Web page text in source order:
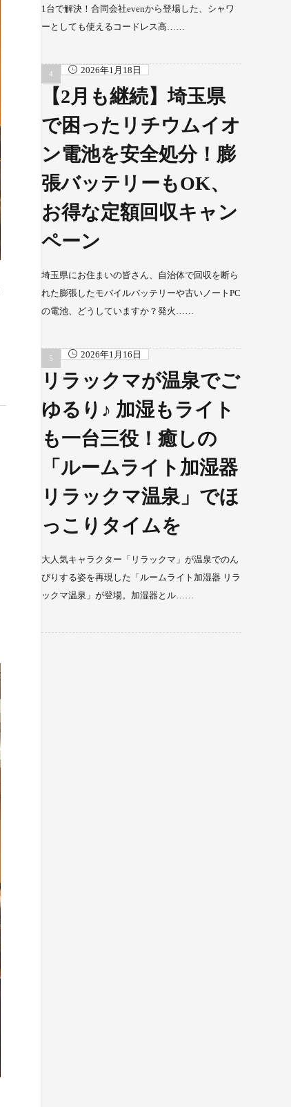
1台で解決！合同会社evenから登場した、シャワ
ーとしても使えるコードレス高……
2026年1月18日
【2月も継続】埼玉県
で困ったリチウムイオ
ン電池を安全処分！膨
張バッテリーもOK、
お得な定額回収キャン
ペーン
埼玉県にお住まいの皆さん、自治体で回収を断ら
れた膨張したモバイルバッテリーや古いノートPC
の電池、どうしていますか？発火……
2026年1月16日
リラックマが温泉でご
ゆるり♪ 加湿もライト
も一台三役！癒しの
「ルームライト加湿器
リラックマ温泉」でほ
っこりタイムを
大人気キャラクター「リラックマ」が温泉でのん
びりする姿を再現した「ルームライト加湿器 リラ
ックマ温泉」が登場。加湿器とル……